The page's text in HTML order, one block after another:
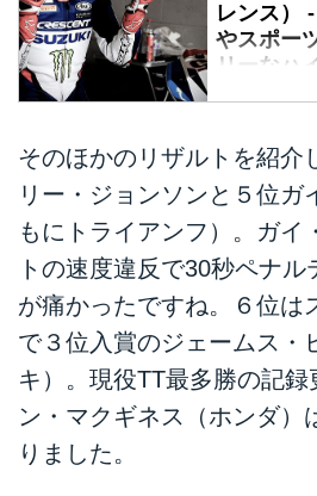
レンス）
やスポー
リーなハ
ロスオー
世界最高峰
TTの話題
をダラダラ
見覚えのあ
が・・・。
かな？ い
だ。何て
れ？ もし
あの人じゃ
「電撃ネ
せん？
そのほかのリザルトを紹介
リー・ジョンソンと５位ガ
もにトライアンフ）。ガイ
トの速度違反で30秒ペナ
が痛かったですね。６位は
で３位入賞のジェームス・
キ）。現役TT最多勝の記録
ン・マクギネス（ホンダ）
りました。